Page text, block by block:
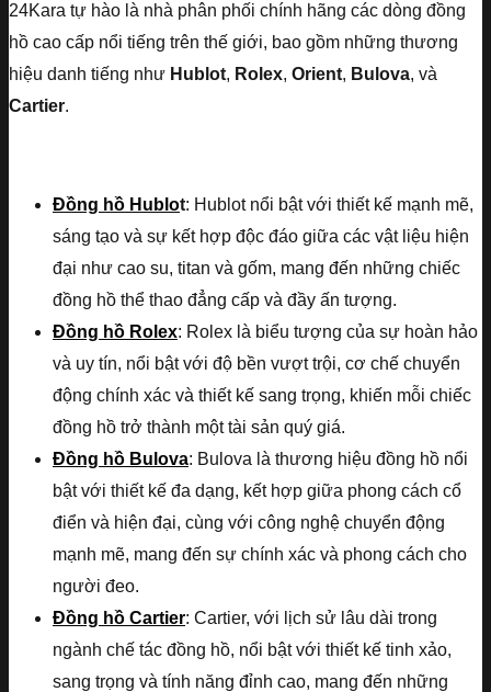
24Kara tự hào là nhà phân phối chính hãng các dòng đồng
hồ cao cấp nổi tiếng trên thế giới, bao gồm những thương
hiệu danh tiếng như Hublot, Rolex, Orient, Bulova, và
Cartier.
Đồng hồ Hublot: Hublot nổi bật với thiết kế mạnh mẽ,
sáng tạo và sự kết hợp độc đáo giữa các vật liệu hiện
đại như cao su, titan và gốm, mang đến những chiếc
đồng hồ thể thao đẳng cấp và đầy ấn tượng.
Đồng hồ Rolex: Rolex là biểu tượng của sự hoàn hảo
và uy tín, nổi bật với độ bền vượt trội, cơ chế chuyển
động chính xác và thiết kế sang trọng, khiến mỗi chiếc
đồng hồ trở thành một tài sản quý giá.
Đồng hồ Bulova: Bulova là thương hiệu đồng hồ nổi
bật với thiết kế đa dạng, kết hợp giữa phong cách cổ
điển và hiện đại, cùng với công nghệ chuyển động
mạnh mẽ, mang đến sự chính xác và phong cách cho
người đeo.
Đồng hồ Cartier: Cartier, với lịch sử lâu dài trong
ngành chế tác đồng hồ, nổi bật với thiết kế tinh xảo,
sang trọng và tính năng đỉnh cao, mang đến những